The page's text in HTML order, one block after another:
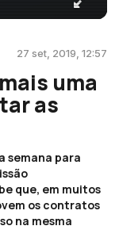
27 set, 2019, 12:57
uma
as
semana para
que, em muitos
os contratos
na mesma